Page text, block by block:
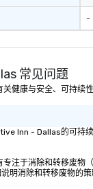
-
常见问题
健康与安全、可持续
Inn - Dallas的可持
注于消除和转移废物
明消除和转移废物的策